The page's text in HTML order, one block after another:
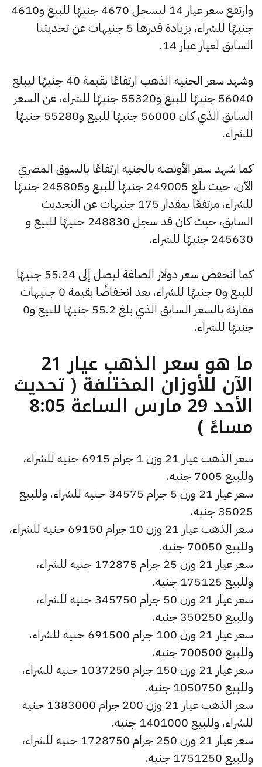
وارتفع سعر عيار 14 ليسجل 4670 جنيهًا للبيع و4610
جنيهًا للشراء، بزيادة قدرها 5 جنيهات عن تحديثنا
السابق لعيار عيار 14.
وشهد سعر الجنيه الذهب ارتفاعًا بقيمة 40 جنيهًا ليبلغ
56040 جنيهًا للبيع و55320 جنيهًا للشراء، عن السعر
السابق الذي كان 56000 جنيهًا للبيع و55280 جنيهًا
للشراء.
كما شهد سعر الأونصة بالجنيه ارتفاعًا بالسوق المصري
الآن، حيث بلغ 249005 جنيهًا للبيع و245805 جنيهًا
للشراء، مرتفعًا بمقدار 175 جنيهات عن التحديث
السابق، حيث كان قد سجل 248830 جنيهًا للبيع و
245630 جنيهًا للشراء.
كما انخفض سعر دولار الصاغة ليصل إلى 55.24 جنيهًا
للبيع و0 جنيهًا للشراء، بعد انخفاضًا بقيمة 0 جنيهات
مقارنة بالسعر السابق الذي بلغ 55.2 جنيهًا للبيع و0
جنيهًا للشراء.
ما هو سعر الذهب عيار 21
الآن للأوزان المختلفة ( تحديث
الأحد 29 مارس الساعة 8:05
مساءً )
سعر الذهب عيار 21 وزن 1 جرام 6915 جنيه للشراء،
وللبيع 7005 جنيه.
سعر عيار 21 وزن 5 جرام 34575 جنيه للشراء، وللبيع
35025 جنيه.
سعر الذهب عيار 21 وزن 10 جرام 69150 جنيه للشراء،
وللبيع 70050 جنيه.
سعر عيار 21 وزن 25 جرام 172875 جنيه للشراء،
وللبيع 175125 جنيه.
سعر عيار 21 وزن 50 جرام 345750 جنيه للشراء،
وللبيع 350250 جنيه.
سعر عيار 21 وزن 100 جرام 691500 جنيه للشراء،
وللبيع 700500 جنيه.
سعر عيار 21 وزن 150 جرام 1037250 جنيه للشراء،
وللبيع 1050750 جنيه.
سعر الذهب عيار 21 وزن 200 جرام 1383000 جنيه
للشراء، وللبيع 1401000 جنيه.
سعر عيار 21 وزن 250 جرام 1728750 جنيه للشراء،
وللبيع 1751250 جنيه.